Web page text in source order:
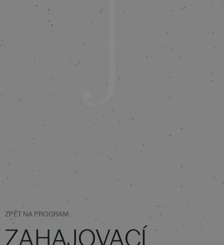
ZPĚT NA PROGRAM
ZAHAJOVACÍ